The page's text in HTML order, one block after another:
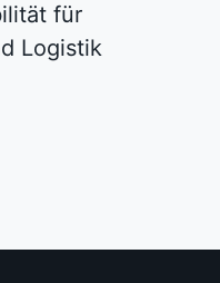
für
Logistik